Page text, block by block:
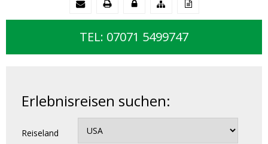
TEL: 07071 5499747
Erlebnisreisen suchen:
Reiseland